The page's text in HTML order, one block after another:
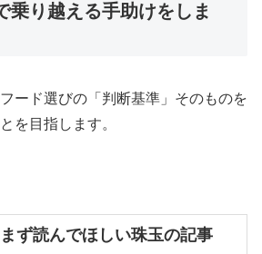
乗り越える手助けをしま
ード選びの「判断基準」そのものを
を目指します。
ず読んでほしい珠玉の記事